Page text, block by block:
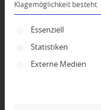
Klagemöglichkeit besteht.
Es folgt eine
Essenziell
Statistiken
Externe Medien